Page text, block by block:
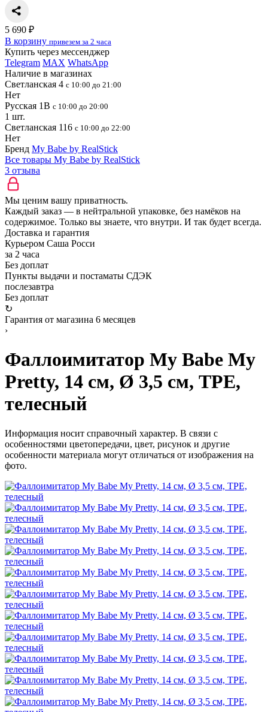
5 690 ₽
В корзину привезем за 2 часа
Купить через мессенджер
Telegram MAX WhatsApp
Наличие в магазинах
Светланская 4 с 10:00 до 21:00
Нет
Русская 1В с 10:00 до 20:00
1 шт.
Светланская 116 с 10:00 до 22:00
Нет
Бренд My Babe by RealStick
Все товары My Babe by RealStick
3 отзыва
Мы ценим вашу приватность.
Каждый заказ — в нейтральной упаковке, без намёков на
содержимое. Только вы знаете, что внутри. И так будет всегда.
Доставка и гарантия
Курьером Саша Росси
за 2 часа
Без доплат
Пункты выдачи и постаматы СДЭК
послезавтра
Без доплат
↻
Гарантия от магазина 6 месяцев
›
Фаллоимитатор My Babe My
Pretty, 14 см, Ø 3,5 см, TPE,
телесный
Информация носит справочный характер. В связи с
особенностями цветопередачи, цвет, рисунок и другие
особенности материала могут отличаться от изображения на
фото.